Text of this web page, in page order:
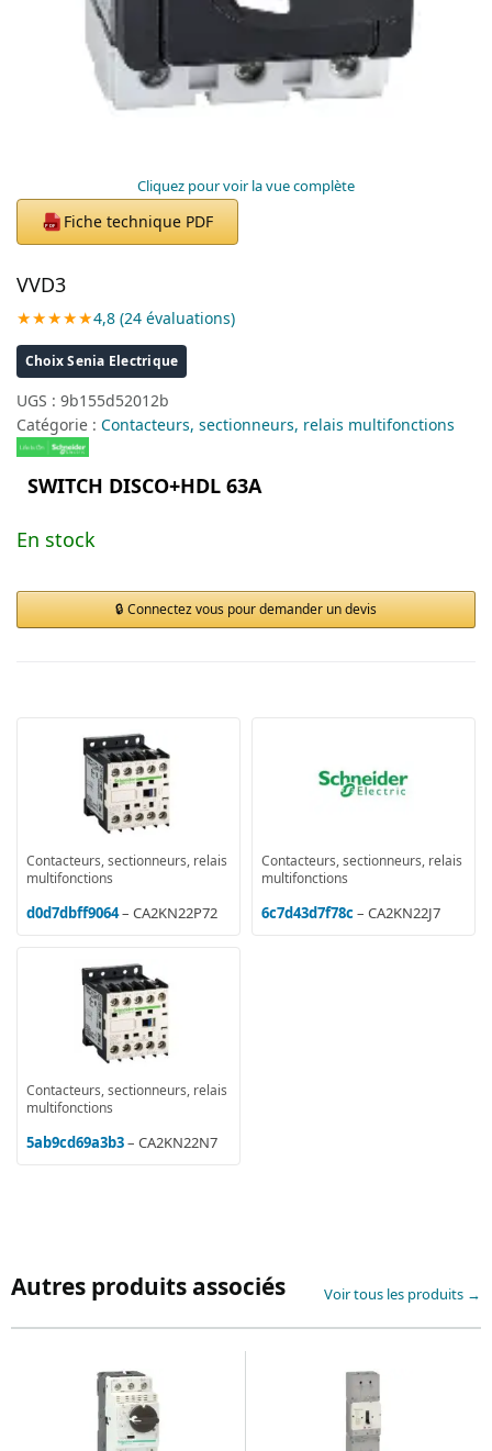
Cliquez pour voir la vue complète
PDF Fiche technique PDF
VVD3
★★★★★4,8 (24 évaluations)
Choix Senia Electrique
UGS : 9b155d52012b
Catégorie : Contacteurs, sectionneurs, relais multifonctions
SWITCH DISCO+HDL 63A
En stock
Connectez vous pour demander un devis
Contacteurs, sectionneurs, relais
multifonctions
d0d7dbff9064– CA2KN22P72
Contacteurs, sectionneurs, relais
multifonctions
6c7d43d7f78c– CA2KN22J7
Contacteurs, sectionneurs, relais
multifonctions
5ab9cd69a3b3– CA2KN22N7
Autres produits associés Voir tous les produits →